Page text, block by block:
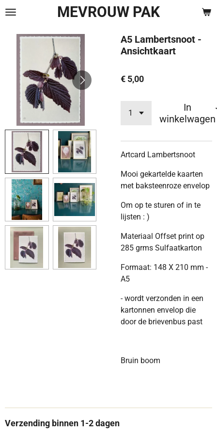
Ga
naar
hoofdinhoud
MEVROUW PAK
A5 Lambertsnoot -
Ansichtkaart
€ 5,00
In
winkelwagen
Artcard Lambertsnoot
Mooi gekartelde kaarten
met baksteenroze envelop
Om op te sturen of in te
lijsten : )
Materiaal Offset print op
285 grms Sulfaatkarton
Formaat: 148 X 210 mm -
A5
- wordt verzonden in een
kartonnen envelop die
door de brievenbus past
Bruin boom
Verzending binnen 1-2 dagen